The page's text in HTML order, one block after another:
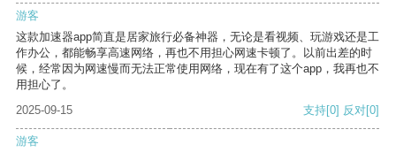
游客
这款加速器app简直是居家旅行必备神器，无论是看视频、玩游戏还是工
作办公，都能畅享高速网络，再也不用担心网速卡顿了。以前出差的时
候，经常因为网速慢而无法正常使用网络，现在有了这个app，我再也不
用担心了。
2025-09-15
支持[0] 反对[0]
游客